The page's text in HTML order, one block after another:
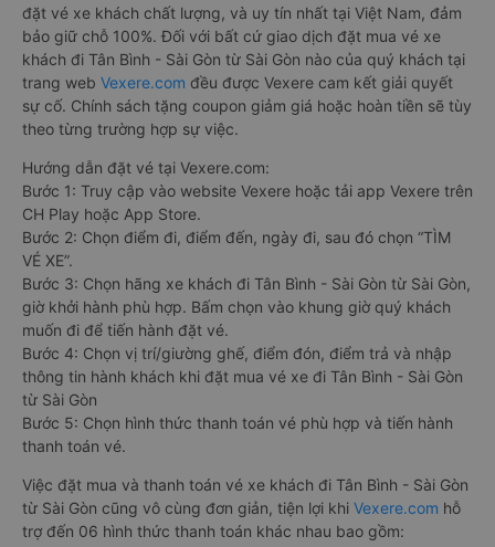
đặt vé xe khách chất lượng, và uy tín nhất tại Việt Nam, đảm
bảo giữ chỗ 100%. Đối với bất cứ giao dịch đặt mua vé xe
khách đi Tân Bình - Sài Gòn từ Sài Gòn nào của quý khách tại
trang web Vexere.com đều được Vexere cam kết giải quyết
sự cố. Chính sách tặng coupon giảm giá hoặc hoàn tiền sẽ tùy
theo từng trường hợp sự việc.
Hướng dẫn đặt vé tại Vexere.com:
Bước 1: Truy cập vào website Vexere hoặc tải app Vexere trên
CH Play hoặc App Store.
Bước 2: Chọn điểm đi, điểm đến, ngày đi, sau đó chọn “TÌM
VÉ XE”.
Bước 3: Chọn hãng xe khách đi Tân Bình - Sài Gòn từ Sài Gòn,
giờ khởi hành phù hợp. Bấm chọn vào khung giờ quý khách
muốn đi để tiến hành đặt vé.
Bước 4: Chọn vị trí/giường ghế, điểm đón, điểm trả và nhập
thông tin hành khách khi đặt mua vé xe đi Tân Bình - Sài Gòn
từ Sài Gòn
Bước 5: Chọn hình thức thanh toán vé phù hợp và tiến hành
thanh toán vé.
Việc đặt mua và thanh toán vé xe khách đi Tân Bình - Sài Gòn
từ Sài Gòn cũng vô cùng đơn giản, tiện lợi khi Vexere.com hỗ
trợ đến 06 hình thức thanh toán khác nhau bao gồm: